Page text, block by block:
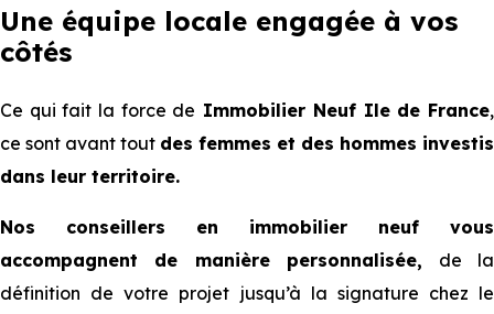
Une équipe locale engagée à vos
côtés
Ce qui fait la force de Immobilier Neuf Ile de France,
ce sont avant tout des femmes et des hommes investis
dans leur territoire.
Nos conseillers en immobilier neuf vous
accompagnent de manière personnalisée, de la
définition de votre projet jusqu’à la signature chez le